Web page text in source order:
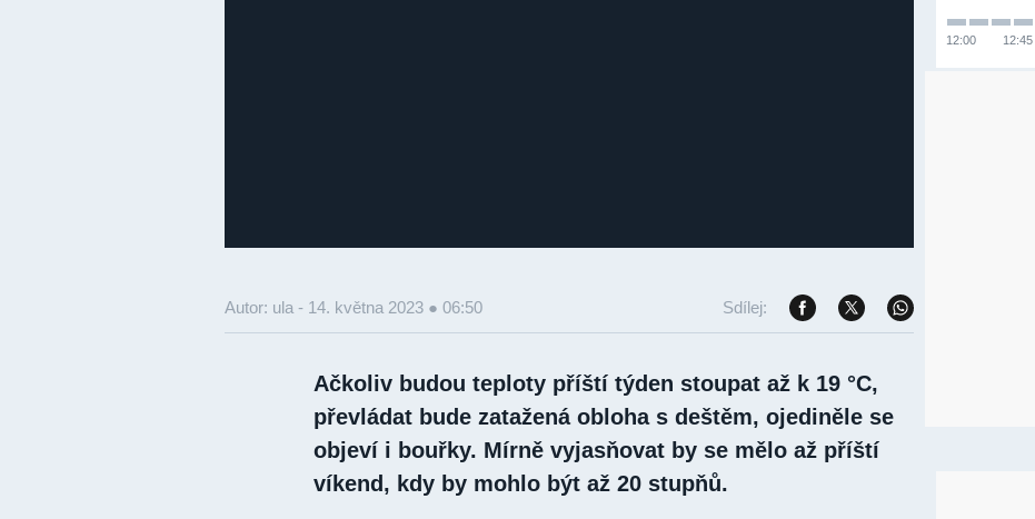
Autor: ula - 14. května 2023 ● 06:50 Sdílej:
Ačkoliv budou teploty příští týden stoupat až k 19 °C,
převládat bude zatažená obloha s deštěm, ojediněle se
objeví i bouřky. Mírně vyjasňovat by se mělo až příští
víkend, kdy by mohlo být až 20 stupňů.
12:45
12:00